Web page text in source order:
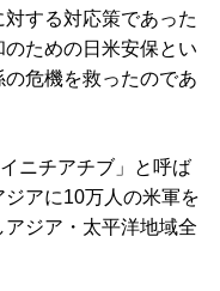
する対応策であった
ための日米安保とい
危機を救ったのであ
ニチアチブ」と呼ば
アに10万人の米軍を
ジア・太平洋地域全